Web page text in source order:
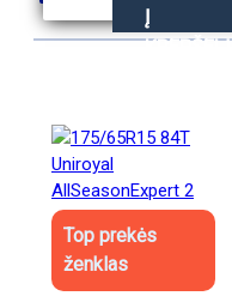
Į
KREPŠELĮ
Top prekės
ženklas